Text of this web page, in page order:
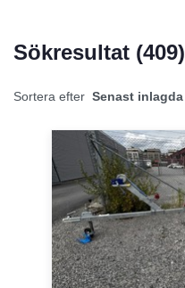
Sökresultat (409)
Sortera efter Senast inlagda